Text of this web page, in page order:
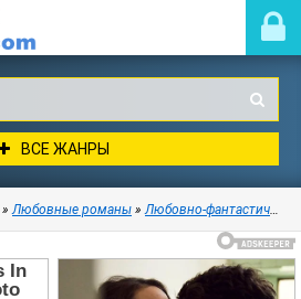
ВСЕ ЖАНРЫ
»Любовные романы »Любовно-фантастические романы